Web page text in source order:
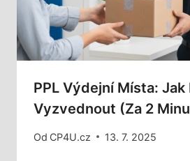
PPL Výdejní Místa: Jak
Vyzvednout (za 2
Od CP4U.cz 13. 7. 2025